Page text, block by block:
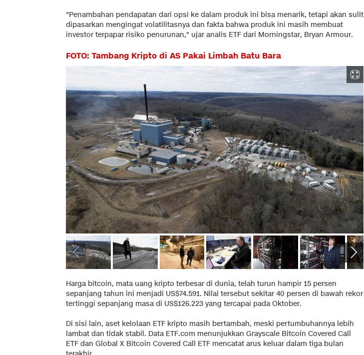
"Penambahan pendapatan dari opsi ke dalam produk ini bisa menarik, tetapi akan sulit
dipasarkan mengingat volatilitasnya dan fakta bahwa produk ini masih membuat
investor terpapar risiko penurunan," ujar analis ETF dari Morningstar, Bryan Armour.
FOTO: Tambang Kripto di AS Pakai Limbah Batu Bara
Harga bitcoin, mata uang kripto terbesar di dunia, telah turun hampir 15 persen
sepanjang tahun ini menjadi US$74.591. Nilai tersebut sekitar 40 persen di bawah rekor
tertinggi sepanjang masa di US$126.223 yang tercapai pada Oktober.
Di sisi lain, aset kelolaan ETF kripto masih bertambah, meski pertumbuhannya lebih
lambat dan tidak stabil. Data ETF.com menunjukkan Grayscale Bitcoin Covered Call
ETF dan Global X Bitcoin Covered Call ETF mencatat arus keluar dalam tiga bulan